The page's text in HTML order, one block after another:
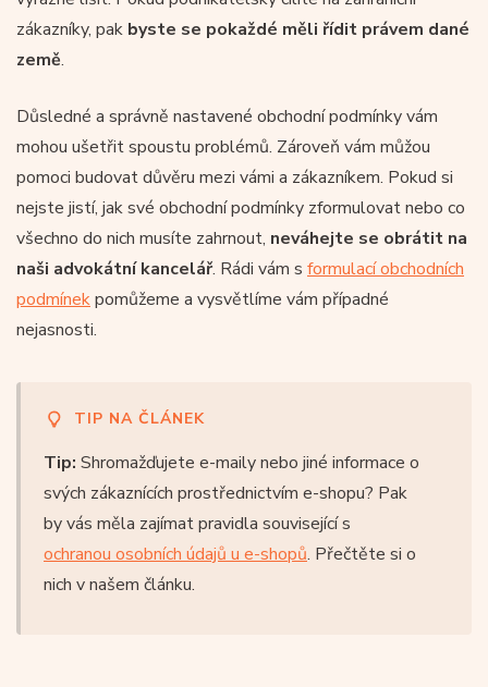
zákazníky, pak byste se pokaždé měli řídit právem dané
země.
Důsledné a správně nastavené obchodní podmínky vám
mohou ušetřit spoustu problémů. Zároveň vám můžou
pomoci budovat důvěru mezi vámi a zákazníkem. Pokud si
nejste jistí, jak své obchodní podmínky zformulovat nebo co
všechno do nich musíte zahrnout, neváhejte se obrátit na
naši advokátní kancelář. Rádi vám s formulací obchodních
podmínekpomůžeme a vysvětlíme vám případné
nejasnosti.
TIP NA ČLÁNEK
Tip: Shromažďujete e-maily nebo jiné informace o
svých zákaznících prostřednictvím e-shopu? Pak
by vás měla zajímat pravidla související s
ochranou osobních údajů u e-shopů. Přečtěte si o
nich v našem článku.